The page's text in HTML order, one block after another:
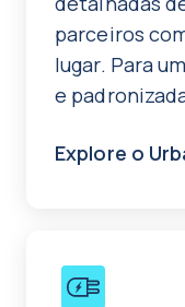
parceiros
lugar. Para
e
Explore o